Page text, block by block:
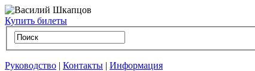
Купить билеты
Руководство | Контакты | Информация